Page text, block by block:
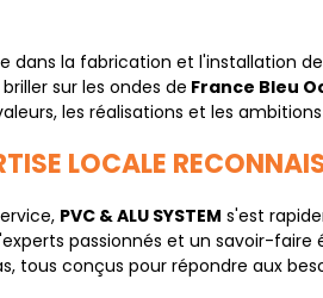
dans la fabrication et l'installation
sur les ondes de France Bleu
les réalisations et les
LOCALE
PVC & ALU SYSTEM s'est
passionnés et un savoir-
tous conçus pour répondre aux